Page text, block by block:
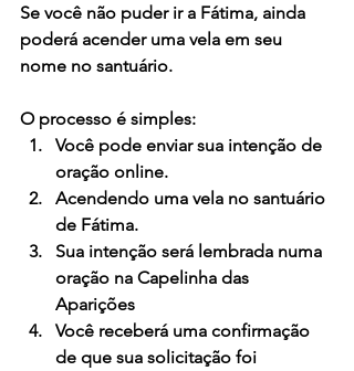
Se você não puder ir a Fátima, ainda
poderá acender uma vela em seu
nome no santuário.
O processo é simples:
Você pode enviar sua intenção de
oração online.
Acendendo uma vela no santuário
de Fátima.
Sua intenção será lembrada numa
oração na Capelinha das
Aparições
Você receberá uma confirmação
de que sua solicitação foi